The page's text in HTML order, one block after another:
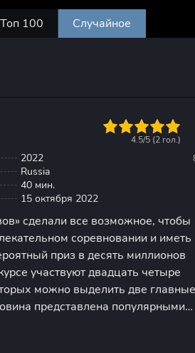
Топ 100 Случайное
4.5/5 (2 гол.)
2022
Russia
40 мин.
15 октября 2022
сделали все возможное, чтобы
соревновании и иметь
приз в десять миллионов
участвуют двадцать четыре
можно выделить две главные
представлена популярными